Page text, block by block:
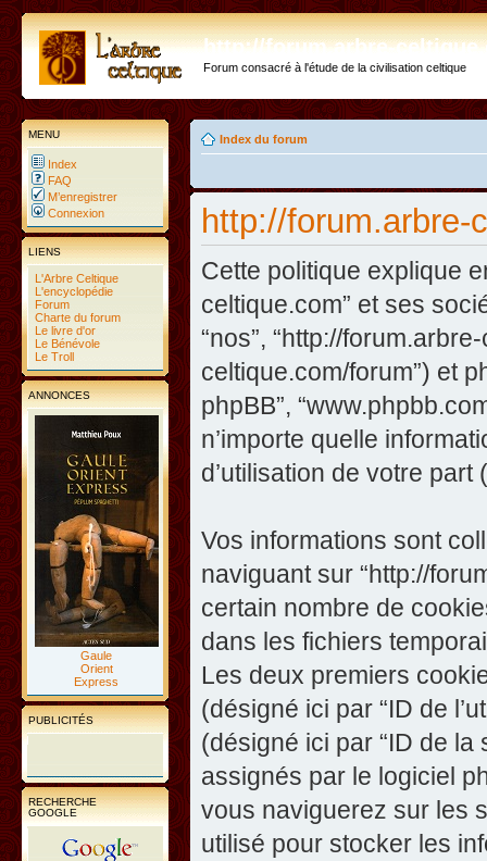
http://forum.arbre-
Forum consacré à l'étude de la civilisation celtique
MENU
Index
FAQ
M’enregistrer
Connexion
LIENS
L'Arbre Celtique
L'encyclopédie
Forum
Charte du forum
Le livre d'or
Le Bénévole
Le Troll
ANNONCES
Gaule
Orient
Express
PUBLICITÉS
RECHERCHE
GOOGLE
Index du forum
http://forum.arbre-
Cette politique explique
celtique.com” et ses
“nos”, “http://
celtique.com/forum”) et
phpBB”,
n’importe quelle
d’utilisation de votre part
Vos informations sont
naviguant sur “http://
certain nombre de
dans les fichiers
Les deux premiers
(désigné ici par “ID de
(désigné ici par “ID de
assignés par le logiciel
vous naviguerez sur les
utilisé pour stocker les